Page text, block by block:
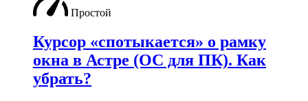
Простой
Курсор «спотыкается» о рамку
окна в Астре (ОС для ПК). Как
убрать?